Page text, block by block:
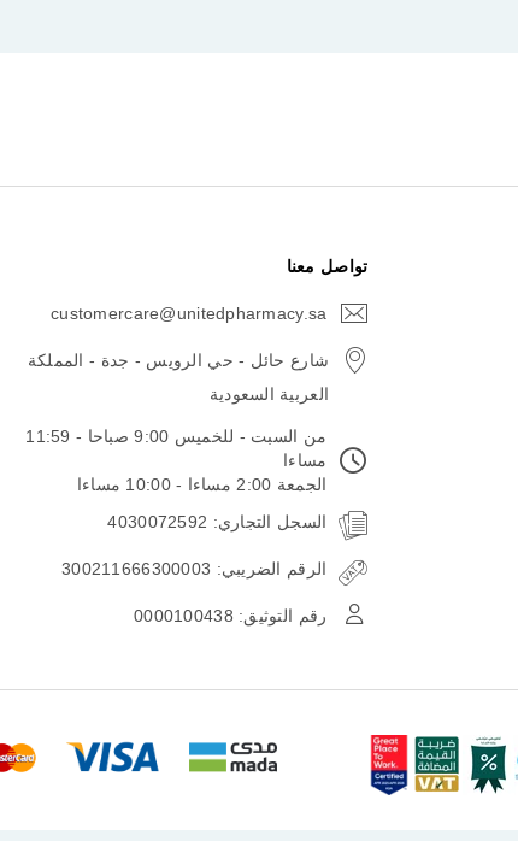
تواصل معنا
customercare@unitedpharmacy.sa
شارع حائل - حي الرويس - جدة - المملكة
العربية السعودية
من السبت - للخميس 9:00 صباحا - 11:59
مساءا
الجمعة 2:00 مساءا - 10:00 مساءا
السجل التجاري: 4030072592
الرقم الضريبي: 300211666300003
رقم التوثيق: 0000100438